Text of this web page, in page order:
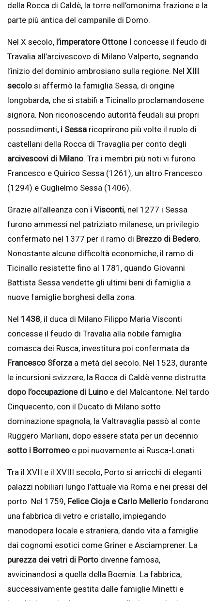
della Rocca di Caldè, la torre nell’omonima frazione e la
parte più antica del campanile di Domo.
Nel X secolo, l’imperatore Ottone I concesse il feudo di
Travalia all’arcivescovo di Milano Valperto, segnando
l’inizio del dominio ambrosiano sulla regione. Nel XIII
secolo si affermò la famiglia Sessa, di origine
longobarda, che si stabilì a Ticinallo proclamandosene
signora. Non riconoscendo autorità feudali sui propri
possedimenti, i Sessa ricoprirono più volte il ruolo di
castellani della Rocca di Travaglia per conto degli
arcivescovi di Milano. Tra i membri più noti vi furono
Francesco e Quirico Sessa (1261), un altro Francesco
(1294) e Guglielmo Sessa (1406).
Grazie all’alleanza con i Visconti, nel 1277 i Sessa
furono ammessi nel patriziato milanese, un privilegio
confermato nel 1377 per il ramo di Brezzo di Bedero.
Nonostante alcune difficoltà economiche, il ramo di
Ticinallo resistette fino al 1781, quando Giovanni
Battista Sessa vendette gli ultimi beni di famiglia a
nuove famiglie borghesi della zona.
Nel 1438, il duca di Milano Filippo Maria Visconti
concesse il feudo di Travalia alla nobile famiglia
comasca dei Rusca, investitura poi confermata da
Francesco Sforza a metà del secolo. Nel 1523, durante
le incursioni svizzere, la Rocca di Caldè venne distrutta
dopo l’occupazione di Luino e del Malcantone. Nel tardo
Cinquecento, con il Ducato di Milano sotto
dominazione spagnola, la Valtravaglia passò al conte
Ruggero Marliani, dopo essere stata per un decennio
sotto i Borromeo e poi nuovamente ai Rusca-Lonati.
Tra il XVII e il XVIII secolo, Porto si arricchì di eleganti
palazzi nobiliari lungo l’attuale via Roma e nei pressi del
porto. Nel 1759, Felice Cioja e Carlo Mellerio fondarono
una fabbrica di vetro e cristallo, impiegando
manodopera locale e straniera, dando vita a famiglie
dai cognomi esotici come Griner e Asciamprener. La
purezza dei vetri di Porto divenne famosa,
avvicinandosi a quella della Boemia. La fabbrica,
successivamente gestita dalle famiglie Minetti e